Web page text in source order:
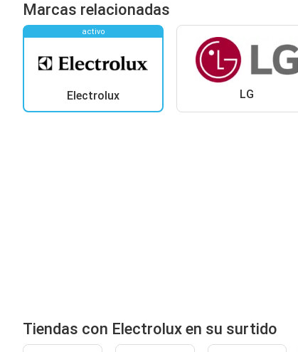
Marcas relacionadas
activo
Electrolux LG
Tiendas con Electrolux en su surtido